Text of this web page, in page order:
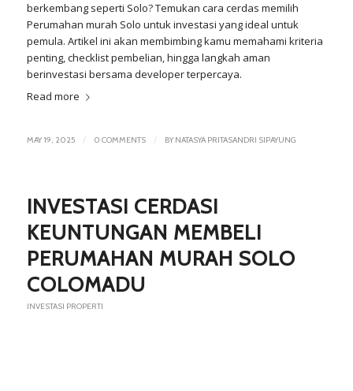
berkembang seperti Solo? Temukan cara cerdas memilih
Perumahan murah Solo untuk investasi yang ideal untuk
pemula. Artikel ini akan membimbing kamu memahami kriteria
penting, checklist pembelian, hingga langkah aman
berinvestasi bersama developer terpercaya.
Read more
MAY 19, 2025 / 0 COMMENTS / BYNATASYA PRITASANDRI SIPAYUNG
INVESTASI CERDAS!
KEUNTUNGAN MEMBELI
PERUMAHAN MURAH SOLO
COLOMADU
INVESTASI PROPERTI